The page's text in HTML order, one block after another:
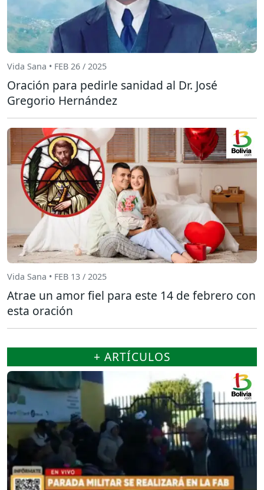
Vida Sana • FEB 26 / 2025
Oración para pedirle sanidad al Dr. José
Gregorio Hernández
Vida Sana • FEB 13 / 2025
Atrae un amor fiel para este 14 de febrero con
esta oración
+ ARTÍCULOS